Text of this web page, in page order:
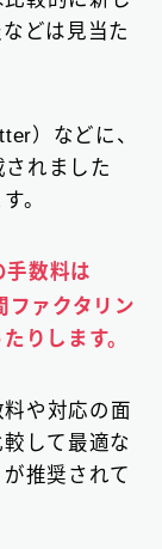
どは見当た
）などに、
れました
。
手数料は
ファクタリン
りします。
や対応の面
して最適な
推奨されて